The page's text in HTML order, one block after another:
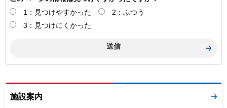
1：見つけやすかった
2：ふつう
3：見つけにくかった
施設案内